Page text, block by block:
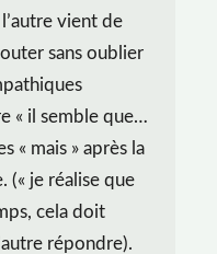
vient de
sans oublier
« il semble que…
« mais » après la
(« je réalise que
cela doit
répondre).